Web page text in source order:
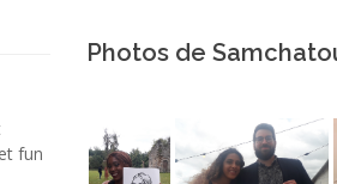
fun
Photos de